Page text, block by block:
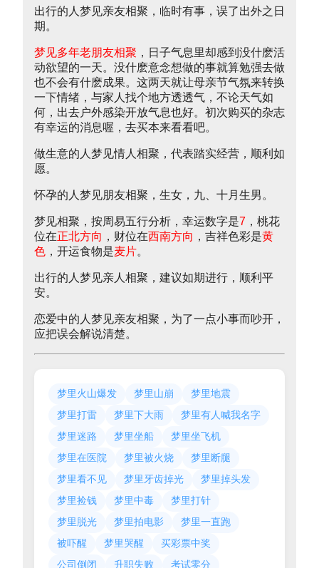
出行的人梦见亲友相聚，临时有事，误了出外之日
期。
梦见多年老朋友相聚 ，日子气息里却感到没什麽活
动欲望的一天。没什麽意念想做的事就算勉强去做
也不会有什麽成果。这两天就让母亲节气氛来转换
一下情绪，与家人找个地方透透气，不论天气如
何，出去户外感染开放气息也好。初次购买的杂志
有幸运的消息喔，去买本来看看吧。
做生意的人梦见情人相聚，代表踏实经营，顺利如
愿。
怀孕的人梦见朋友相聚，生女，九、十月生男。
梦见相聚，按周易五行分析，幸运数字是7 ，桃花
位在正北方向 ，财位在西南方向 ，吉祥色彩是黄
色 ，开运食物是麦片。
出行的人梦见亲人相聚，建议如期进行，顺利平
安。
恋爱中的人梦见亲友相聚，为了一点小事而吵开，
应把误会解说清楚。
梦里火山爆发 梦里山崩
梦里地震
梦里打雷
梦里下大雨
梦里有人喊我名字
梦里迷路
梦里坐船
梦里坐飞机
梦里在医院
梦里被火烧
梦里断腿
梦里看不见
梦里牙齿掉光
梦里掉头发
梦里捡钱
梦里中毒
梦里打针
梦里脱光
梦里拍电影
梦里一直跑
被吓醒
梦里哭醒
买彩票中奖
公司倒闭
升职失败 考试零分